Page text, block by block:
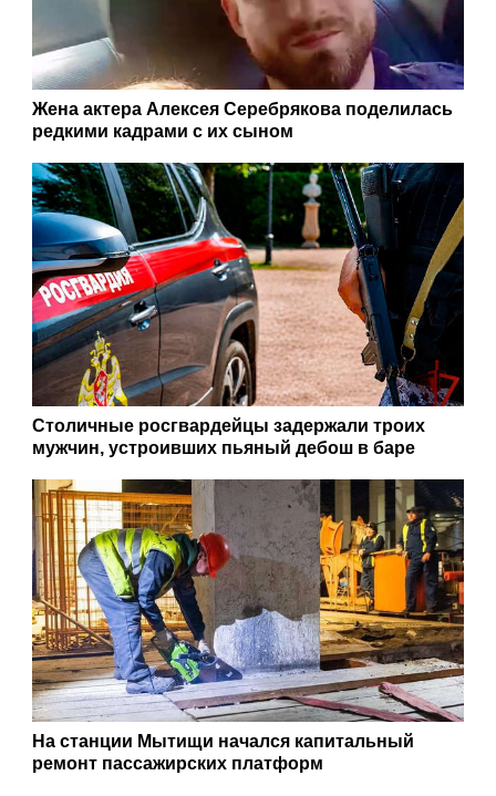
Жена актера Алексея Серебрякова поделилась
редкими кадрами с их сыном
Столичные росгвардейцы задержали троих
мужчин, устроивших пьяный дебош в баре
На станции Мытищи начался капитальный
ремонт пассажирских платформ